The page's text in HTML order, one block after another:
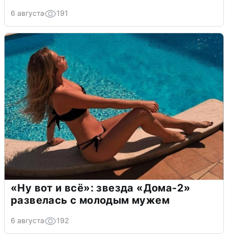
6 августа 191
«Ну вот и всё»: звезда «Дома-2»
развелась с молодым мужем
6 августа 192